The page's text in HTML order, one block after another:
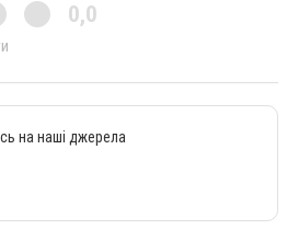
0,0
на наші джерела